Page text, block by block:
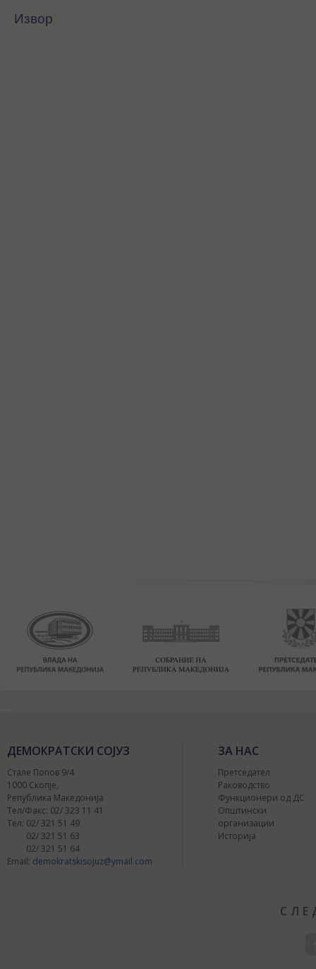
Извор
ДЕМОКРАТСКИ СОЈУЗ
Стале Попов 9/4
1000 Скопје,
Република Македонија
Тел/Факс: 02/ 323 11 41
Тел: 02/ 321 51 49
02/ 321 51 63
02/ 321 51 64
Email: demokratskisojuz@ymail.com
ЗА НАС
Претседател
Раководство
Функционери од ДС
Општински
организации
Историја